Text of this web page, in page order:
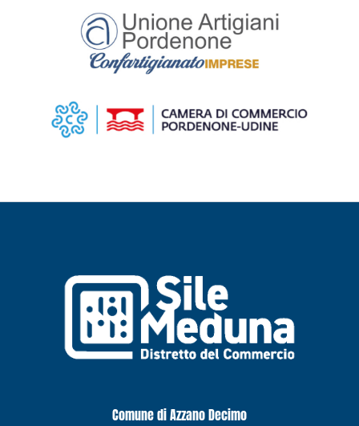
Comune di Azzano Decimo